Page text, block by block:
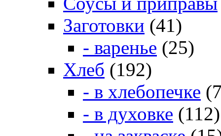
Заготовки (41)
- варенье (25)
Хлеб (192)
- в хлебопечке
- в духовке (112)